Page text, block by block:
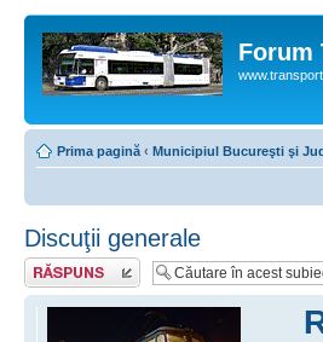
Forum
Prima pagină ‹ Municipiul Bucureşti şi
Discuţii generale
Răspunde